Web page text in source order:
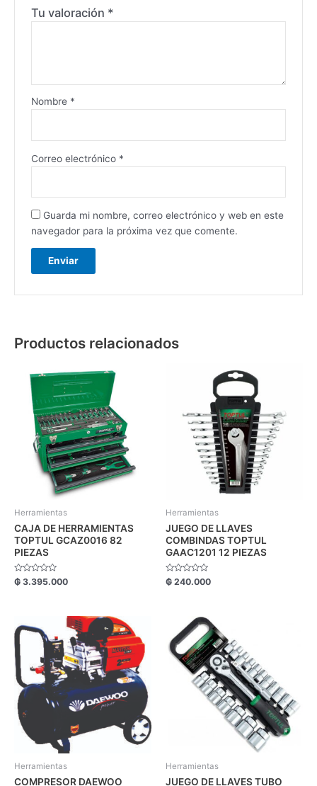
Tu valoración *
Nombre *
Correo electrónico *
Guarda mi nombre, correo electrónico y web en este
navegador para la próxima vez que comente.
Productos relacionados
Herramientas
CAJA DE HERRAMIENTAS
TOPTUL GCAZ0016 82
PIEZAS
Valorado
con
₲ 3.395.000
Herramientas
JUEGO DE LLAVES
COMBINDAS TOPTUL
GAAC1201 12 PIEZAS
Valorado
con
₲ 240.000
Herramientas
COMPRESOR DAEWOO
Herramientas
JUEGO DE LLAVES TUBO